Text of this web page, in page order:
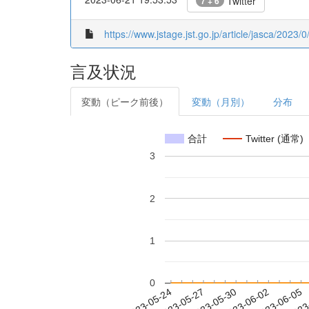
https://www.jstage.jst.go.jp/article/jasca/2023/
言及状況
変動（ピーク前後） 変動（月別） 分布
合計 Twitter (通常)
0
1
2
3